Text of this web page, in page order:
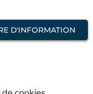
D'INFORMATION